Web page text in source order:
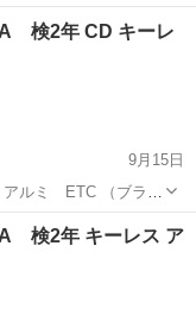
スタイル ■ グレー
ート ■ 排気量：
検2年 CD キーレ
9月15日
アルミ ETC （ブラッ
検2年 キーレス ア